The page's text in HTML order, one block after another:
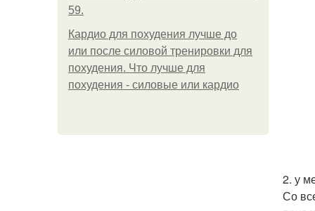
59.
Кардио для похудения лучше до
или после силовой тренировки для
похудения. Что лучше для
похудения - силовые или кардио
2. у
Со